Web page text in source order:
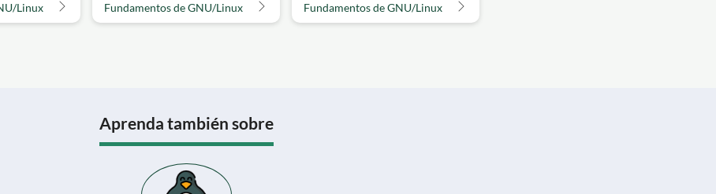
Linux
Fundamentos de GNU/Linux
Fundamentos de GNU/Linux
Aprenda también sobre